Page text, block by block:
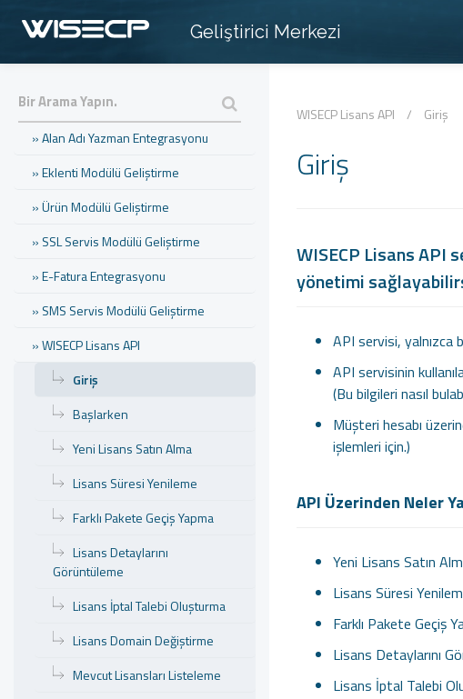
Geliştirici Merkezi
» Hosting Panel Modülü Geliştirme
» Sunucu Modülü Geliştirme
» Tema Geliştirme
» Alan Adı Yazman Entegrasyonu
» Eklenti Modülü Geliştirme
» Ürün Modülü Geliştirme
» SSL Servis Modülü Geliştirme
» E-Fatura Entegrasyonu
» SMS Servis Modülü Geliştirme
» WISECP Lisans API
Giriş
Başlarken
Yeni Lisans Satın Alma
Lisans Süresi Yenileme
Farklı Pakete Geçiş Yapma
Lisans Detaylarını
Görüntüleme
Lisans İptal Talebi Oluşturma
Lisans Domain Değiştirme
Mevcut Lisansları Listeleme
WISECP Lisans API / Giriş
Giriş
WISECP Lisans API
yönetimi
API servisi, yalnızca
API servisinin
(Bu bilgileri nasıl
Müşteri hesabı
işlemleri için.)
API Üzerinden Neler
Yeni Lisans Satın
Lisans Süresi
Farklı Pakete Geçiş
Lisans Detaylarını
Lisans İptal Talebi